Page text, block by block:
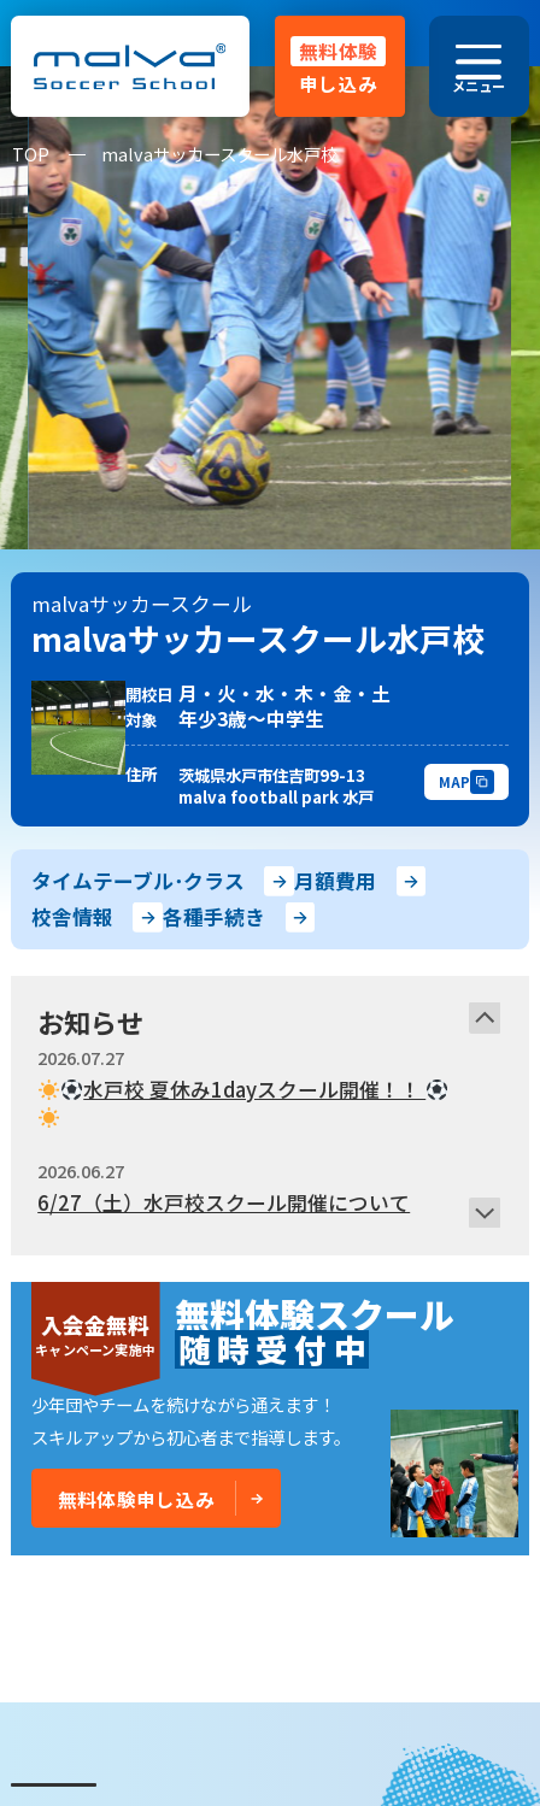
無料体験
申し込み
メニュー
029-248-5771
HOME
malvaとは
指導方針
大会実績
卒業生OB
保護者の声
よくある質問
クラス紹介
コーチ紹介
お知らせ･ブログ
無料体験申し込み
入会金無料
実施中
無料体験スクール
随 時 受 付 中
少年団やチームを続けながら通えます！
スキルアップから初心者まで指導します。
無料体験申し込み
茨城県
水戸校 つくば校
埼玉県 山形県
千葉県
浦安校 新浦安校
市川コルトンプラザ校
成田校
神奈川県
横浜校 新横浜校
川崎駅前校
八王子日本文化大學校
コンテンテ青梅校
TOP malvaサッカースクール水戸校
malvaサッカースクール
malvaサッカースクール水戸校
開校日 月・火・水・木・金・土
対象 年少3歳〜中学生
住所
茨城県水戸市住吉町99-13
malva football park 水戸
MAP
タイムテーブル･クラス
月額費用
校舎情報
各種手続き
お知らせ
2026.07.27
水戸校 夏休み1dayスクール開催！！
2026.06.27
6/27（土）水戸校スクール開催について
6/3(水)水戸校 スクール休校のお知らせ
2026.05.02
5月10日(日) ＼水戸校ワンコイン
スクール開
催／
2026.04.22
2026年5月～強化クラスチャレンジ始動！！
入会金無料
キャンペーン実施中
無料体験スクール
随時受付 中
少年団やチームを続けながら通えます！
スキルアップから初心者まで指導します。
無料体験申し込み